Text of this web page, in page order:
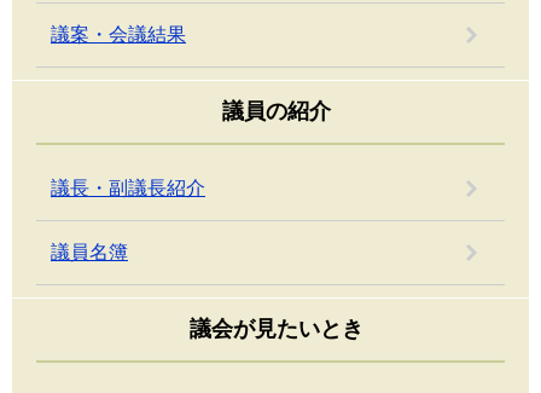
議案・会議結果
議員の紹介
議長・副議長紹介
議員名簿
議会が見たいとき